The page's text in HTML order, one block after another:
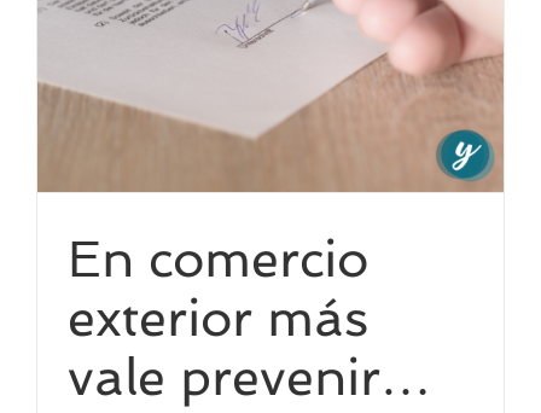
En comercio
exterior más
vale prevenir…